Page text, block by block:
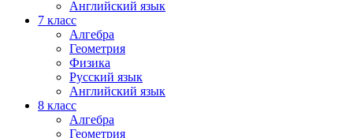
Английский язык
7 класс
Алгебра
Геометрия
Физика
Русский язык
Английский язык
8 класс
Алгебра
Геометрия